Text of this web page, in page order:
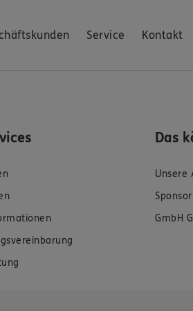
Service Kontakt
Das
Unsere
GmbH